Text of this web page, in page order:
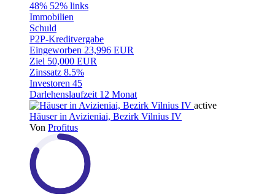
48% 52% links
Immobilien
Schuld
P2P-Kreditvergabe
Eingeworben 23,996 EUR
Ziel 50,000 EUR
Zinssatz 8.5%
Investoren 45
Darlehenslaufzeit 12 Monat
active
Häuser in Avizieniai, Bezirk Vilnius IV
Von Profitus